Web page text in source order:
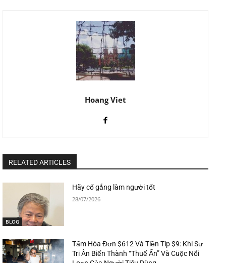
Hoang Viet
RELATED ARTICLES
BLOG
Hãy cố gắng làm người tốt
28/07/2026
Tấm Hóa Đơn $612 Và Tiền Tip $9: Khi Sự
Tri Ân Biến Thành “Thuế Ẩn” Và Cuộc Nổi